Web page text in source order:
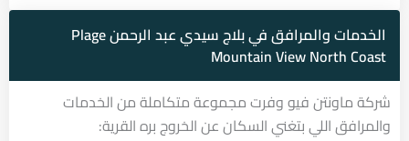
الخدمات والمرافق في بلاج سيدي عبد الرحمن Plage
Mountain View North Coast
شركة ماونتن فيو وفرت مجموعة متكاملة من الخدمات
والمرافق اللي بتغني السكان عن الخروج بره القرية: